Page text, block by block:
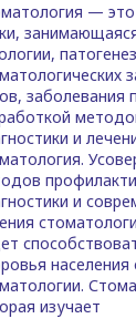
—
заболевания
и
и
изучает